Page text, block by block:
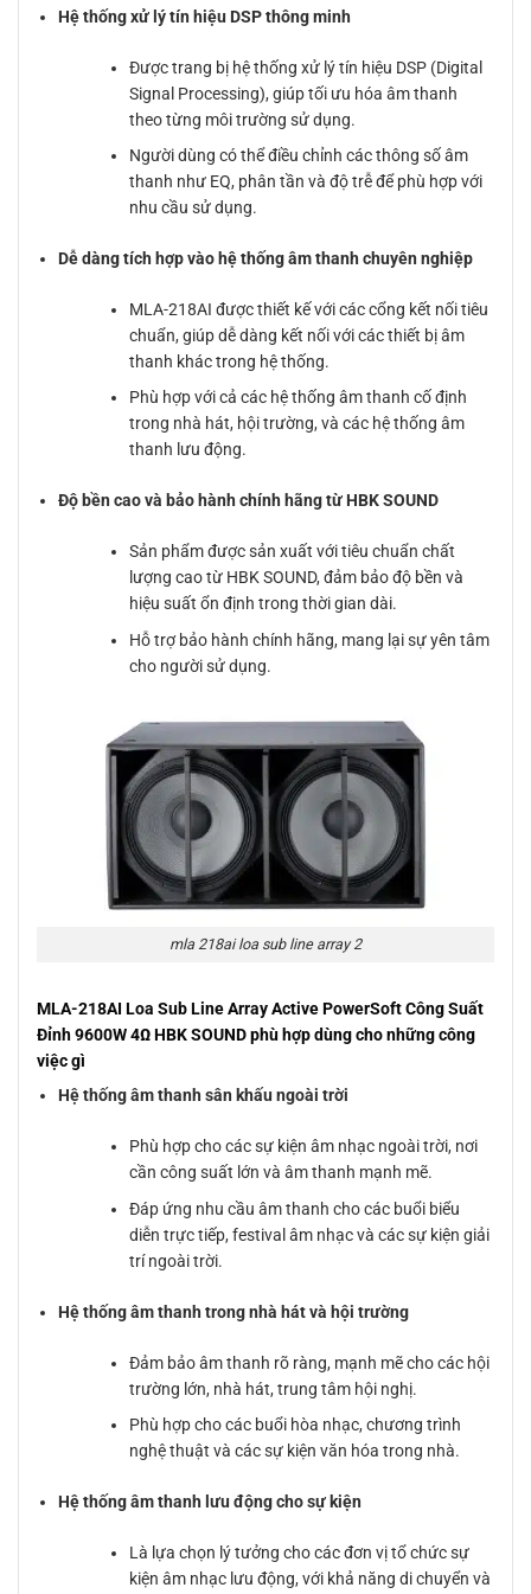
Hệ thống xử lý tín hiệu DSP thông minh
Được trang bị hệ thống xử lý tín hiệu DSP (Digital
Signal Processing), giúp tối ưu hóa âm thanh
theo từng môi trường sử dụng.
Người dùng có thể điều chỉnh các thông số âm
thanh như EQ, phân tần và độ trễ để phù hợp với
nhu cầu sử dụng.
Dễ dàng tích hợp vào hệ thống âm thanh chuyên nghiệp
MLA-218AI được thiết kế với các cổng kết nối tiêu
chuẩn, giúp dễ dàng kết nối với các thiết bị âm
thanh khác trong hệ thống.
Phù hợp với cả các hệ thống âm thanh cố định
trong nhà hát, hội trường, và các hệ thống âm
thanh lưu động.
Độ bền cao và bảo hành chính hãng từ HBK SOUND
Sản phẩm được sản xuất với tiêu chuẩn chất
lượng cao từ HBK SOUND, đảm bảo độ bền và
hiệu suất ổn định trong thời gian dài.
Hỗ trợ bảo hành chính hãng, mang lại sự yên tâm
cho người sử dụng.
mla 218ai loa sub line array 2
MLA-218AI Loa Sub Line Array Active PowerSoft Công Suất
Đỉnh 9600W 4Ω HBK SOUND phù hợp dùng cho những công
việc gì
Hệ thống âm thanh sân khấu ngoài trời
Phù hợp cho các sự kiện âm nhạc ngoài trời, nơi
cần công suất lớn và âm thanh mạnh mẽ.
Đáp ứng nhu cầu âm thanh cho các buổi biểu
diễn trực tiếp, festival âm nhạc và các sự kiện giải
trí ngoài trời.
Hệ thống âm thanh trong nhà hát và hội trường
Đảm bảo âm thanh rõ ràng, mạnh mẽ cho các hội
trường lớn, nhà hát, trung tâm hội nghị.
Phù hợp cho các buổi hòa nhạc, chương trình
nghệ thuật và các sự kiện văn hóa trong nhà.
Hệ thống âm thanh lưu động cho sự kiện
Là lựa chọn lý tưởng cho các đơn vị tổ chức sự
kiện âm nhạc lưu động, với khả năng di chuyển và